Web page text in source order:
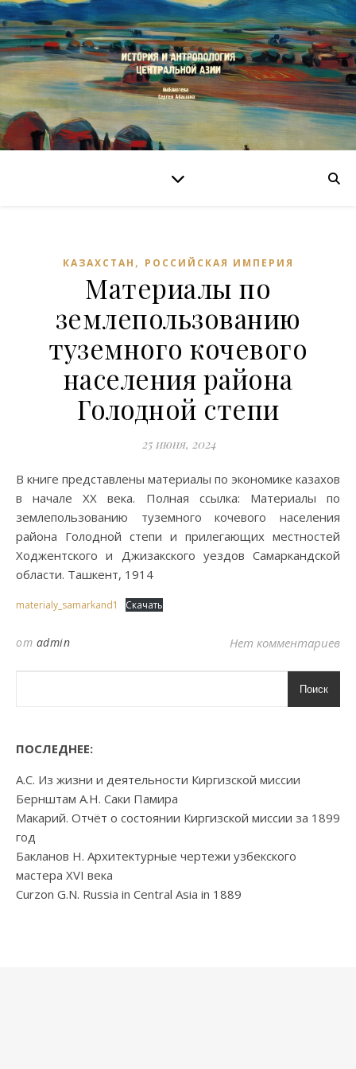
КАЗАХСТАН , РОССИЙСКАЯ ИМПЕРИЯ
Материалы по
землепользованию
туземного кочевого
населения района
Голодной степи
25 июня, 2024
В книге представлены материалы по экономике казахов
в начале XX века. Полная ссылка: Материалы по
землепользованию туземного кочевого населения
района Голодной степи и прилегающих местностей
Ходжентского и Джизакского уездов Самаркандской
области. Ташкент, 1914
materialy_samarkand1 Скачать
от admin Нет комментариев
Поиск
ПОСЛЕДНЕЕ:
А.С. Из жизни и деятельности Киргизской миссии
Бернштам А.Н. Саки Памира
Макарий. Отчёт о состоянии Киргизской миссии за 1899
год
Бакланов Н. Архитектурные чертежи узбекского
мастера XVI века
Curzon G.N. Russia in Central Asia in 1889